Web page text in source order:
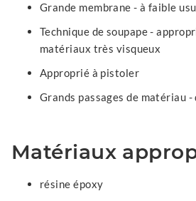
Grande membrane - à faible
Technique de soupape -
matériaux très visqueux
Approprié à pistoler
Grands passages de matériau
Matériaux
résine époxy